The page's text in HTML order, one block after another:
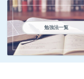
勉強法一覧